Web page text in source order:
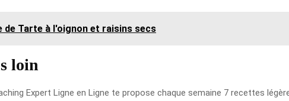
de Tarte à l'oignon et raisins secs
loin
Expert Ligne en Ligne te propose chaque semaine 7 recettes